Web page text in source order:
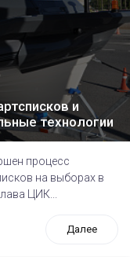
и
технологии
процесс
на выборах в
ЦИК...
Далее